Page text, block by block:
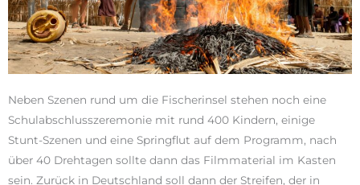
Neben Szenen rund um die Fischerinsel stehen noch eine
Schulabschlusszeremonie mit rund 400 Kindern, einige
Stunt-Szenen und eine Springflut auf dem Programm, nach
über 40 Drehtagen sollte dann das Filmmaterial im Kasten
sein. Zurück in Deutschland soll dann der Streifen, der in